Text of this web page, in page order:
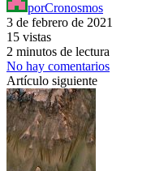
porCronosmos
3 de febrero de 2021
15 vistas
2 minutos de lectura
No hay comentarios
Artículo siguiente